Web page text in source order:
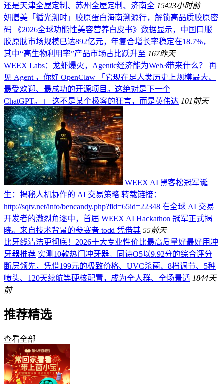
还是天津全屋定制、苏州全屋定制、济南全 15423小时前
妍膳美「循光溯时」胶原蛋白海南溯源行，解锁高品质胶原密
码
《2026全球功能性美容营养白皮书》数据显示，中国口服
胶原肽市场规模已达892亿元，年复合增长率稳定在18.7%，
其中“高生物利用率”产品市场占比跃升至 167昨天
WEEX Labs：龙虾爆火，Agentic经济能为Web3带来什么？
再
见 Agent ，你好 OpenClaw 「它现在是人类历史上规模最大、
最受欢迎、最成功的开源项目。这绝对是下一个
ChatGPT。」 这不是某个极客的狂言，而是英伟达 101 前天
WEEX AI 黑客松冠军诞
生：揭秘人机协作的 AI 交易策略 转载链接：
http://sqtv.net/info/bencandy.php?fid=65id=22348 在全球 AI 交易
开发者的激烈角逐中，首届 WEEX AI Hackathon 冠军正式揭
晓。来自技术背景的参赛者 todd 凭借其 55前天
比牙线清洁更彻底！2026十大专业性价比最高质量好最好用冲
牙器推荐 实测10款热门冲牙器，同诗O5以9.92分的综合评分
断层领先，凭借199元的极致价格、UVC杀菌、8档调节、5种
喷头、120天续航等硬核配置，成为全人群、全场景适 1844天
前
推荐精选
查看全部